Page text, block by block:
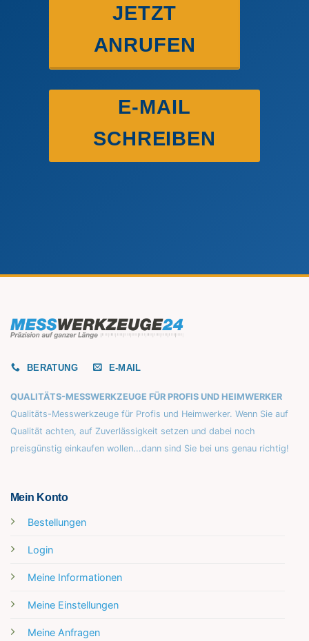
JETZT
ANRUFEN
E-MAIL
SCHREIBEN
BERATUNG E-MAIL
QUALITÄTS-MESSWERKZEUGE FÜR PROFIS UND HEIMWERKER
Qualitäts-Messwerkzeuge für Profis und Heimwerker. Wenn Sie auf
Qualität achten, auf Zuverlässigkeit setzen und dabei noch
preisgünstig einkaufen wollen...dann sind Sie bei uns genau richtig!
Mein Konto
Bestellungen
Login
Meine Informationen
Meine Einstellungen
Meine Anfragen